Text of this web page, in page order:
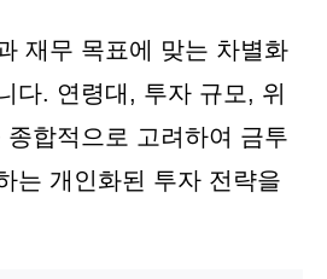
재무 목표에 맞는 차별화
다. 연령대, 투자 규모, 위
합적으로 고려하여 금투
는 개인화된 투자 전략을